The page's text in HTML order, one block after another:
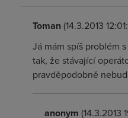
Toman(14.3.2013
Já mám spíš problém
tak, že stávající
pravděpodobně
anonym (14.3.2013